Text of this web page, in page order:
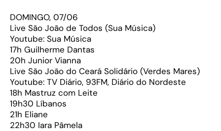
DOMINGO, 07/06
Live São João de Todos (Sua Música)
Youtube: Sua Música
17h Guilherme Dantas
20h Junior Vianna
Live São João do Ceará Solidário (Verdes Mares)
Youtube: TV Diário, 93FM, Diário do Nordeste
18h Mastruz com Leite
19h30 Líbanos
21h Eliane
22h30 Iara Pâmela